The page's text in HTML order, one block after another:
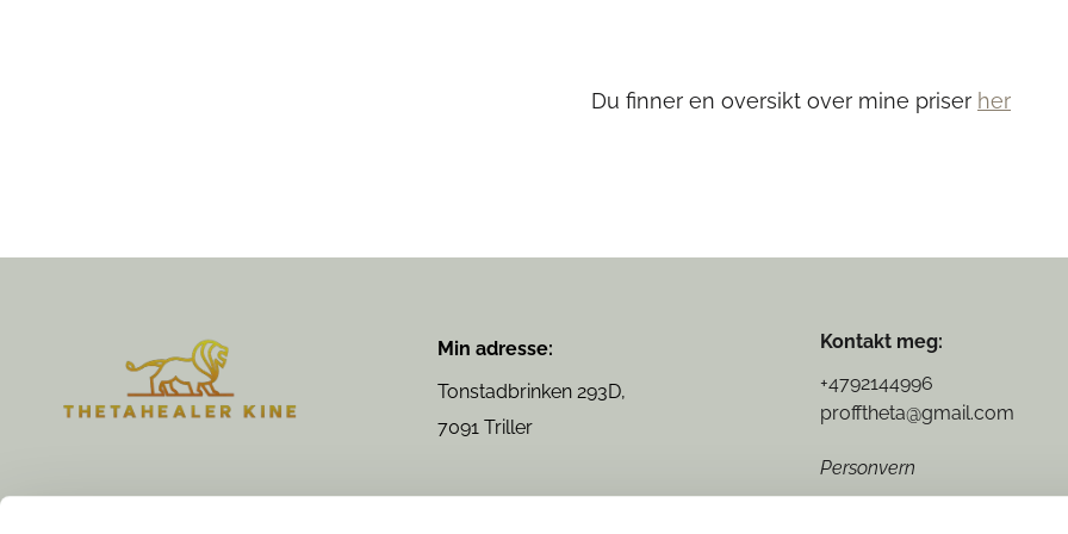
Du finner en oversikt over mine priser her
Min adresse:
Tonstadbrinken 293D,
7091 Triller
Kontakt meg:
+4792144996
profftheta@gmail.com
Personvern